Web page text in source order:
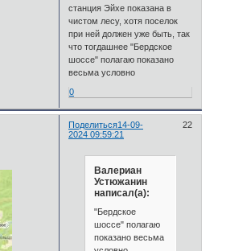
станция Эйхе показана в
чистом лесу, хотя поселок
при ней должен уже быть, так
что тогдашнее "Бердское
шоссе" полагаю показано
весьма условно
0
Поделиться 22
14-09-
2024 09:59:21
Валериан
Устюжанин
написал(а):
"Бердское
шоссе" полагаю
показано весьма